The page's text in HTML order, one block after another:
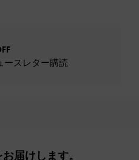
ースレター購読
届けします。​